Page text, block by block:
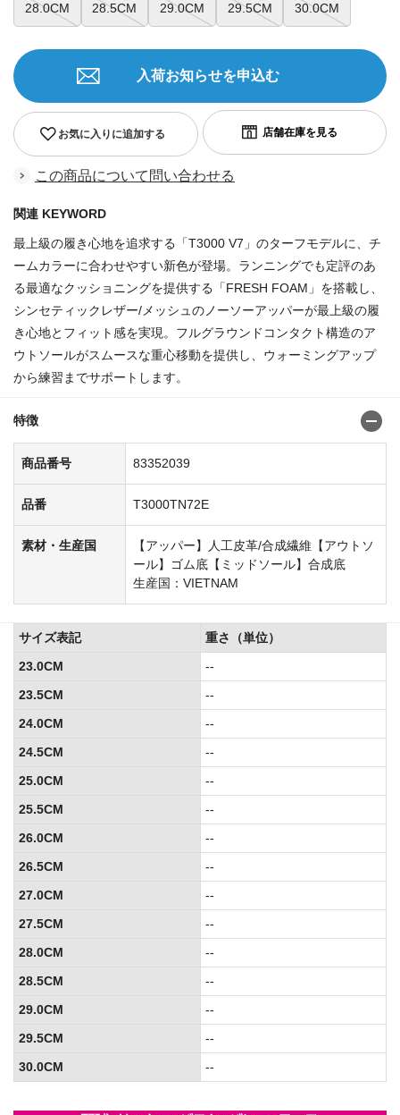
28.0CM 28.5CM 29.0CM 29.5CM 30.0CM
お気に入りに追加する
入荷お知らせを申込む
この商品について問い合わせる
関連 KEYWORD
最上級の履き心地を追求する「T3000 V7」のターフモデルに、チ
ームカラーに合わせやすい新色が登場。ランニングでも定評のあ
る最適なクッショニングを提供する「FRESH FOAM」を搭載し、
シンセティックレザー/メッシュのノーソーアッパーが最上級の履
き心地とフィット感を実現。フルグラウンドコンタクト構造のア
ウトソールがスムースな重心移動を提供し、ウォーミングアップ
から練習までサポートします。
特徴
商品番号 83352039
品番 T3000TN72E
素材・生産国
【アッパー】人工皮革/合成繊維【アウトソ
ール】ゴム底【ミッドソール】合成底
生産国：VIETNAM
サイズ表記
重さ（単位）
23.0CM
--
23.5CM
--
24.0CM
--
24.5CM
--
25.0CM
--
25.5CM
--
26.0CM
--
26.5CM
--
27.0CM
--
27.5CM
--
28.0CM
--
28.5CM
--
29.0CM
--
29.5CM
--
30.0CM
--